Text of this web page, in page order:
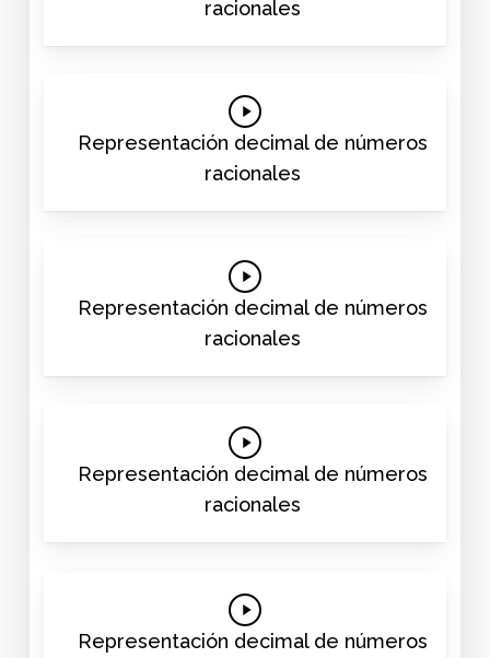
racionales
Play
Video
Representación decimal de números
racionales
Play
Video
Representación decimal de números
racionales
Play
Video
Representación decimal de números
racionales
Play
Video
Representación decimal de números